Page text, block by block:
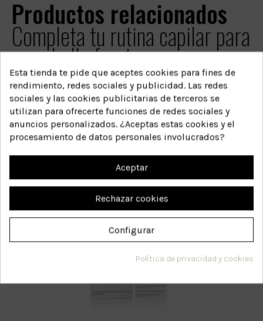
Productos relacionados
Completa tu rutina capilar para
un cabello fuerte y sano.
Esta tienda te pide que aceptes cookies para fines de
rendimiento, redes sociales y publicidad. Las redes
sociales y las cookies publicitarias de terceros se
utilizan para ofrecerte funciones de redes sociales y
anuncios personalizados. ¿Aceptas estas cookies y el
procesamiento de datos personales involucrados?
Aceptar
Rechazar cookies
Configurar
Política de privacidad y cookies